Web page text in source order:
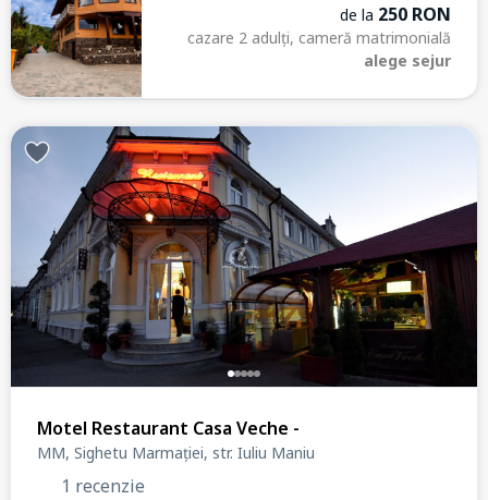
de la 250 RON
cazare 2 adulți, cameră matrimonială
alege sejur
Motel Restaurant Casa Veche -
MM, Sighetu Marmației, str. Iuliu Maniu
1 recenzie